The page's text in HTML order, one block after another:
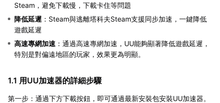
Steam，避免下載慢，下載卡住等問題
降低延遲 ：Steam與逃離塔科夫Steam支援同步加速，一鍵降低
遊戲延遲
高速專網加速 ：通過高速專網加速，UU能夠顯著降低遊戲延遲，
特別是對偏遠地區的玩家，效果更為明顯。
1.1 用UU加速器的詳細步驟
第一步：通過下方下載按鈕，即可通過最新安裝包安裝UU加速器。